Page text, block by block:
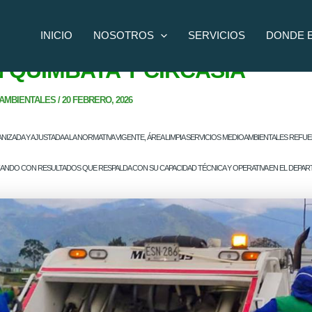
INICIO NOSOTROS SERVICIOS DONDE
FORTALECE EL
QUIMBAYA Y CIRCASIA
/20 FEBRERO, 2026
Y AJUSTADA A LA NORMATIVA VIGENTE, ÁREA LIMPIA SERVICIOS MEDIOAMBIENTALES
CON RESULTADOS QUE RESPALDA CON SU CAPACIDAD TÉCNICA Y OPERATIVA EN EL